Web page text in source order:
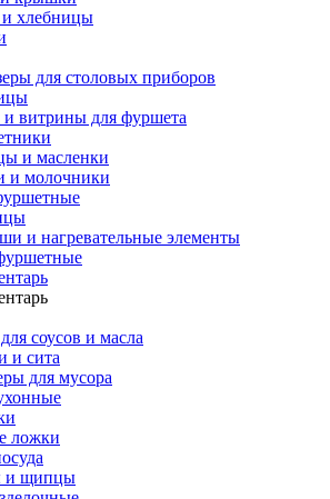
хлебницы
для столовых приборов
витрины для фуршета
и масленки
и молочники
и нагревательные элементы
соусов и масла
и сита
для мусора
ложки
и щипцы